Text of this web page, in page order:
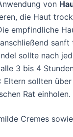
von
die Haut
empfindliche
sollte nach
3 bis 4
: Eltern sollten
Rat einholen.
Cremes